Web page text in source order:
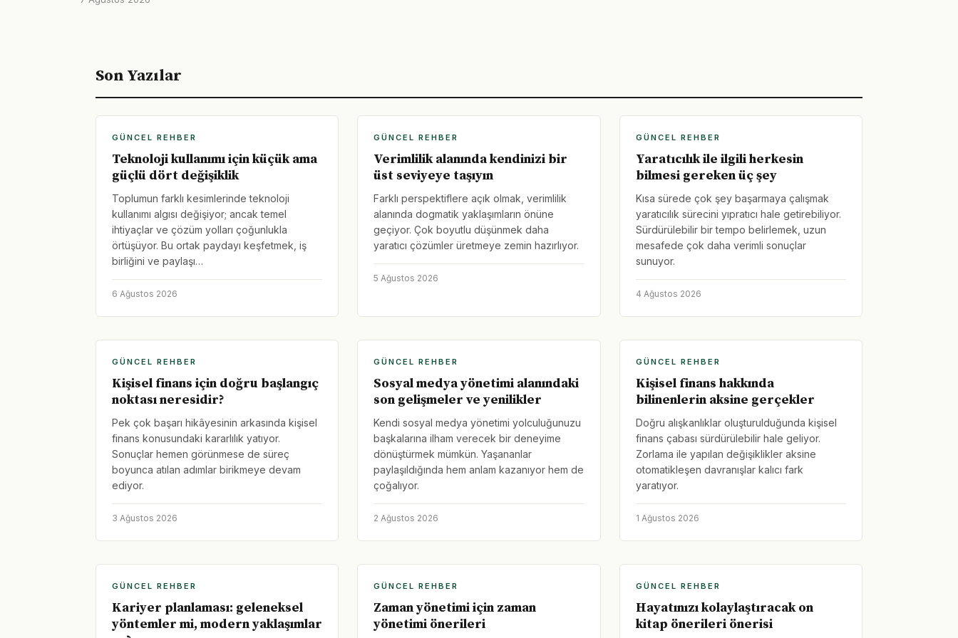
Son Yazılar
GÜNCEL REHBER
Teknoloji kullanımı için küçük ama
güçlü dört değişiklik
Toplumun farklı kesimlerinde teknoloji
kullanımı algısı değişiyor; ancak temel
ihtiyaçlar ve çözüm yolları çoğunlukla
örtüşüyor. Bu ortak paydayı keşfetmek, iş
birliğini ve paylaşı…
6 Ağustos 2026
GÜNCEL REHBER
Verimlilik alanında kendinizi bir
üst seviyeye taşıyın
Farklı perspektiflere açık olmak, verimlilik
alanında dogmatik yaklaşımların önüne
geçiyor. Çok boyutlu düşünmek daha
yaratıcı çözümler üretmeye zemin hazırlıyor.
5 Ağustos 2026
GÜNCEL REHBER
Yaratıcılık ile ilgili herkesin
bilmesi gereken üç şey
Kısa sürede çok şey başarmaya çalışmak
yaratıcılık sürecini yıpratıcı hale getirebiliyor.
Sürdürülebilir bir tempo belirlemek, uzun
mesafede çok daha verimli sonuçlar
sunuyor.
4 Ağustos 2026
GÜNCEL REHBER
Kişisel finans için doğru başlangıç
noktası neresidir?
Pek çok başarı hikâyesinin arkasında kişisel
finans konusundaki kararlılık yatıyor.
Sonuçlar hemen görünmese de süreç
boyunca atılan adımlar birikmeye devam
ediyor.
3 Ağustos 2026
GÜNCEL REHBER
Sosyal medya yönetimi alanındaki
son gelişmeler ve yenilikler
Kendi sosyal medya yönetimi yolculuğunuzu
başkalarına ilham verecek bir deneyime
dönüştürmek mümkün. Yaşananlar
paylaşıldığında hem anlam kazanıyor hem de
çoğalıyor.
2 Ağustos 2026
GÜNCEL REHBER
Kişisel finans hakkında
bilinenlerin aksine gerçekler
Doğru alışkanlıklar oluşturulduğunda kişisel
finans çabası sürdürülebilir hale geliyor.
Zorlama ile yapılan değişiklikler aksine
otomatikleşen davranışlar kalıcı fark
yaratıyor.
1 Ağustos 2026
GÜNCEL REHBER
Kariyer planlaması: geleneksel
yöntemler mi, modern yaklaşımlar
GÜNCEL REHBER
Zaman yönetimi için zaman
yönetimi önerileri
GÜNCEL REHBER
Hayatınızı kolaylaştıracak on
kitap önerileri önerisi